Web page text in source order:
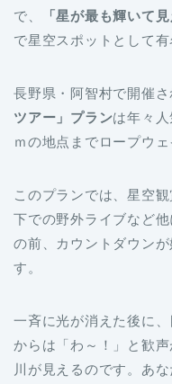
で、
「星が最も輝いて
で星空スポットとして有
長野県・阿智村で開催さ
ツアー」プランは年々
ｍの地点までロープウ
このプランでは、星空
下での野外ライブなど
の前、カウントダウン
す。
一斉に光が消えた後に
からは「わ～！」と歓
川が見えるのです。あ